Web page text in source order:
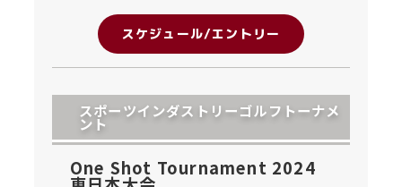
スケジュール/エントリー
スポーツインダストリーゴルフトーナメ
ント
One Shot Tournament 2024